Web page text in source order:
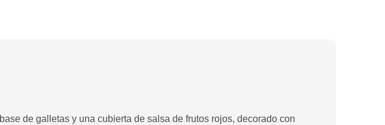
de galletas y una cubierta de salsa de frutos rojos, decorado con